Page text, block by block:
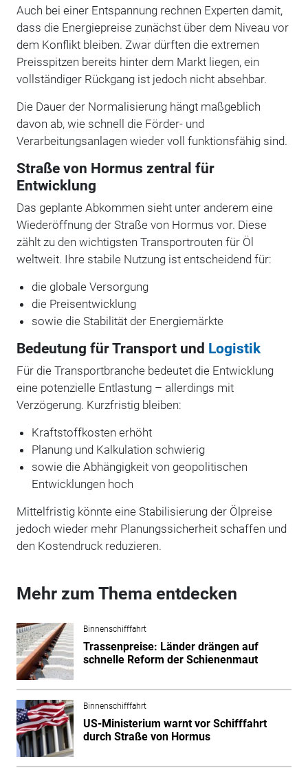
Auch bei einer Entspannung rechnen Experten damit,
dass die Energiepreise zunächst über dem Niveau vor
dem Konflikt bleiben. Zwar dürften die extremen
Preisspitzen bereits hinter dem Markt liegen, ein
vollständiger Rückgang ist jedoch nicht absehbar.
Die Dauer der Normalisierung hängt maßgeblich
davon ab, wie schnell die Förder- und
Verarbeitungsanlagen wieder voll funktionsfähig sind.
Straße von Hormus zentral für
Entwicklung
Das geplante Abkommen sieht unter anderem eine
Wiederöffnung der Straße von Hormus vor. Diese
zählt zu den wichtigsten Transportrouten für Öl
weltweit. Ihre stabile Nutzung ist entscheidend für:
die globale Versorgung
die Preisentwicklung
sowie die Stabilität der Energiemärkte
Bedeutung für Transport und Logistik
Für die Transportbranche bedeutet die Entwicklung
eine potenzielle Entlastung – allerdings mit
Verzögerung. Kurzfristig bleiben:
Kraftstoffkosten erhöht
Planung und Kalkulation schwierig
sowie die Abhängigkeit von geopolitischen
Entwicklungen hoch
Mittelfristig könnte eine Stabilisierung der Ölpreise
jedoch wieder mehr Planungssicherheit schaffen und
den Kostendruck reduzieren.
Mehr zum Thema entdecken
Binnenschifffahrt
Trassenpreise: Länder drängen auf
schnelle Reform der Schienenmaut
Binnenschifffahrt
US-Ministerium warnt vor Schifffahrt
durch Straße von Hormus